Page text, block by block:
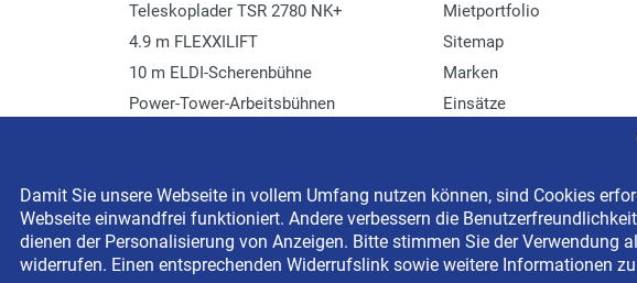
Teleskoplader TSR 2780 NK+
4.9 m FLEXXILIFT
10 m ELDI-Scherenbühne
Power-Tower-Arbeitsbühnen
Mietportfolio
Sitemap
Marken
Einsätze
Copyright © 2026 BEYER-Mietservice KG All rights reserved | Kostenlose
Damit Sie unsere Webseite in vollem Umfang nutzen können, sind Cookies
Webseite einwandfrei funktioniert. Andere verbessern die
dienen der Personalisierung von Anzeigen. Bitte stimmen Sie der Verwendung
widerrufen. Einen entsprechenden Widerrufslink sowie weitere Informationen